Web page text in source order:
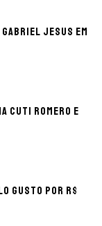
Jesus em
Cuti Romero e
Gusto por R$